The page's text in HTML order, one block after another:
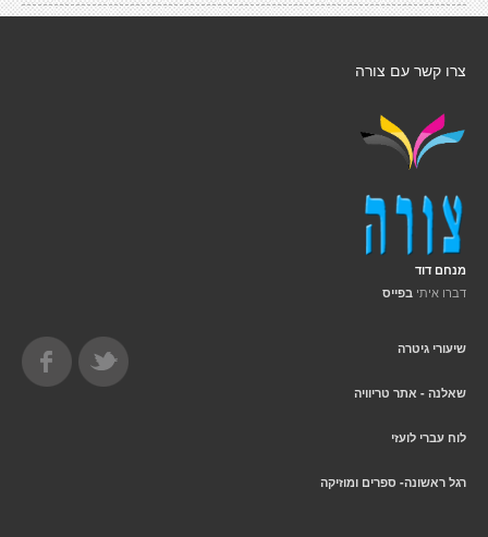
צרו קשר עם צורה
מנחם דוד
דברו איתי בפייס
שיעורי גיטרה
שאלנה - אתר טריוויה
לוח עברי לועזי
רגל ראשונה- ספרים ומוזיקה